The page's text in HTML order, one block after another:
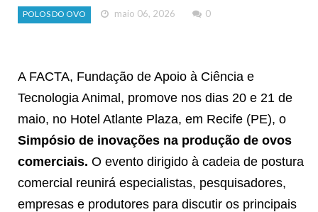
POLOS DO OVO maio 06, 2026 0
A FACTA, Fundação de Apoio à Ciência e
Tecnologia Animal, promove nos dias 20 e 21 de
maio, no Hotel Atlante Plaza, em Recife (PE), o
Simpósio de inovações na produção de ovos
comerciais. O evento dirigido à cadeia de postura
comercial reunirá especialistas, pesquisadores,
empresas e produtores para discutir os principais